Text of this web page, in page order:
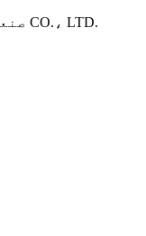
JIANGXI VOCO صنعتي او سوداګرۍ CO.، LTD.